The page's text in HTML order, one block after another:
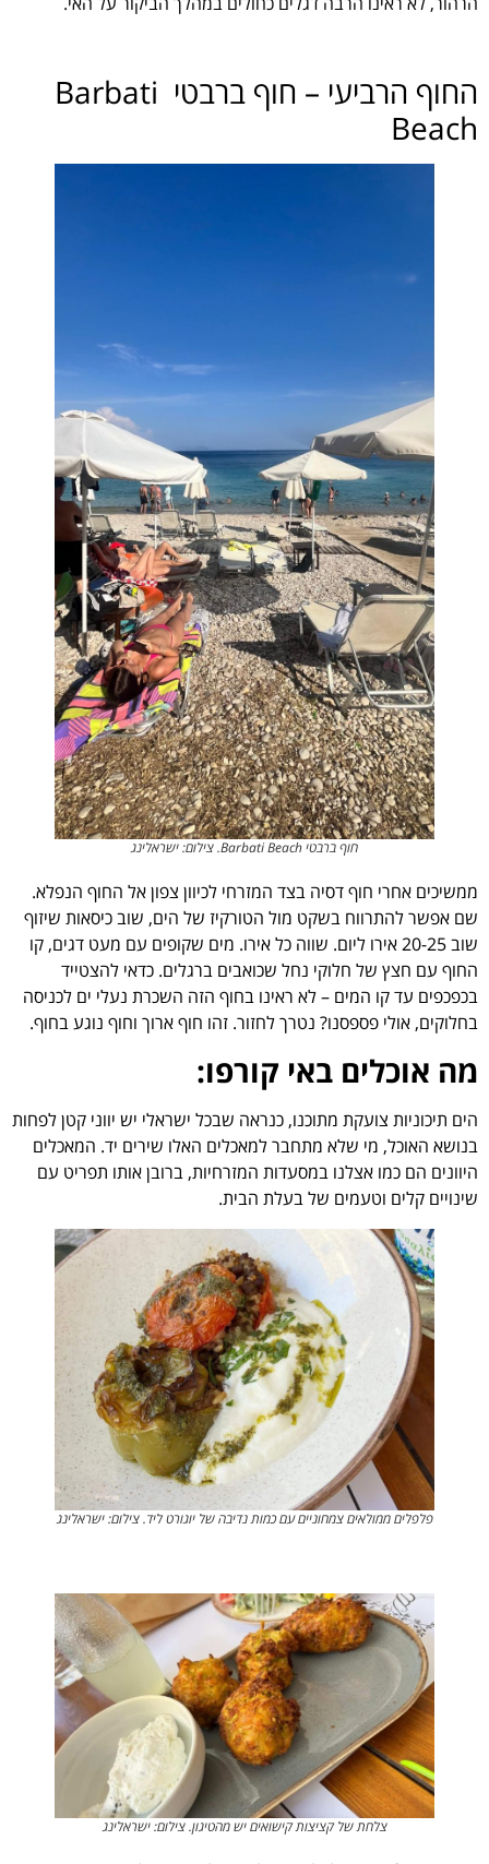
החוף הרביעי – חוף ברבטי Barbati
Beach
חוף ברבטי Barbati Beach. צילום: ישראלינג
ממשיכים אחרי חוף דסיה בצד המזרחי לכיוון צפון אל החוף הנפלא.
שם אפשר להתרווח בשקט מול הטורקיז של הים, שוב כיסאות שיזוף
שוב 20-25 אירו ליום. שווה כל אירו. מים שקופים עם מעט דגים, קו
החוף עם חצץ של חלוקי נחל שכואבים ברגלים. כדאי להצטייד
בכפכפים עד קו המים – לא ראינו בחוף הזה השכרת נעלי ים לכניסה
בחלוקים, אולי פספסנו? נטרך לחזור. זהו חוף ארוך וחוף נוגע בחוף.
מה אוכלים באי קורפו:
הים תיכוניות צועקת מתוכנו, כנראה שבכל ישראלי יש יווני קטן לפחות
בנושא האוכל, מי שלא מתחבר למאכלים האלו שירים יד. המאכלים
היוונים הם כמו אצלנו במסעדות המזרחיות, ברובן אותו תפריט עם
שינויים קלים וטעמים של בעלת הבית.
פלפלים ממולאים צמחוניים עם כמות נדיבה של יוגורט ליד. צילום: ישראלינג
צלחת של קציצות קישואים יש מהטיגון. צילום: ישראלינג